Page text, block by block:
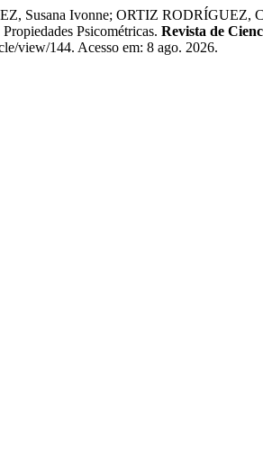
Ivonne; ORTIZ RODRÍGUEZ,
Psicométricas. Revista de
view/144. Acesso em: 8 ago. 2026.